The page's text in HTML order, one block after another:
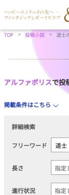
TOP 投稿小説 道士
アルファポリスで投
掲載条件はこちら
詳細検索
フリーワード
長さ
進行状況